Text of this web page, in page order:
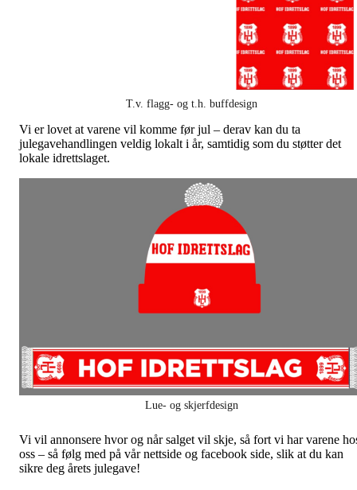
T.v. flagg- og t.h. buffdesign
Vi er lovet at varene vil komme før jul – derav kan du ta
julegavehandlingen veldig lokalt i år, samtidig som du støtter det
lokale idrettslaget.
Lue- og skjerfdesign
Vi vil annonsere hvor og når salget vil skje, så fort vi har varene
oss – så følg med på vår nettside og facebook side, slik at du kan
sikre deg årets julegave!